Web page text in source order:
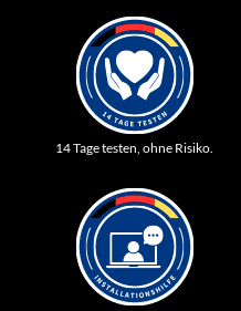
14 Tage testen, ohne Risiko.